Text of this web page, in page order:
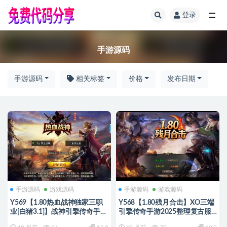
登录
手游源码
手游源码 相关标签 价格 发布日期
手游源码 游戏源码
Y569【1.80热血战神独家三职
业[白猪3.1]】战神引擎传奇手游
手游源码 游戏源码
Y568【1.80残月合击】XO三端
引擎传奇手游2025整理复古服